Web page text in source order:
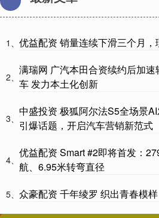
1、 优益配资 销量连续下滑三个月，
2、
满瑞网 广汽本田合资续约后加
车 发力本土化创新
3、
中盛投资 极狐阿尔法S5全场景
引爆话题，开启汽车营销新范式
4、
优益配资 Smart #2即将首发：
航、6.95米转弯直径
5、 众豪配资 千年绫罗 织出青春模样